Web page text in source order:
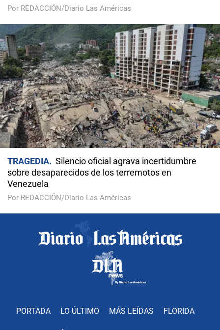
Por REDACCIÓN/Diario Las Américas
TRAGEDIA
Silencio oficial agrava incertidumbre
sobre desaparecidos de los terremotos en
Venezuela
Por REDACCIÓN/Diario Las Américas
PORTADA LO ÚLTIMO MÁS LEÍDAS FLORIDA